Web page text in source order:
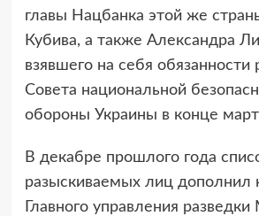
главы Нацбанка этой же
Кубива, а также Александра
взявшего на себя обязанности
Совета национальной
обороны Украины в конце
В декабре прошлого года
разыскиваемых лиц дополнил
Главного управления